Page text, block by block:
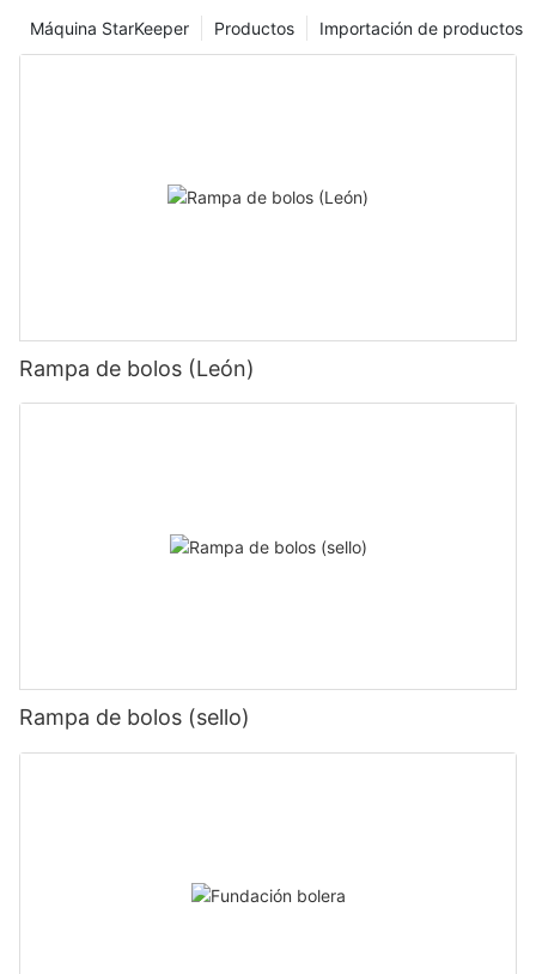
Importación de productos
Productos
Máquina StarKeeper
Rampa de bolos (León)
Rampa de bolos (sello)